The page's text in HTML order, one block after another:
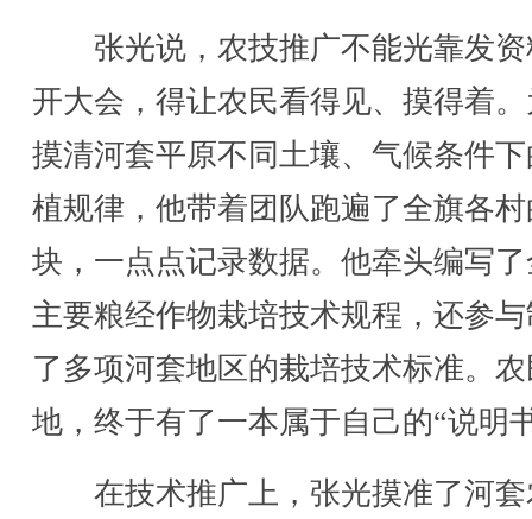
张光说，农技推广不能光靠发资
开大会，得让农民看得见、摸得着
摸清河套平原不同土壤、气候条件
植规律，他带着团队跑遍了全旗各
块，一点点记录数据。他牵头编写
主要粮经作物栽培技术规程，还参
了多项河套地区的栽培技术标准。
地，终于有了一本属于自己的“说明
在技术推广上，张光摸准了河套